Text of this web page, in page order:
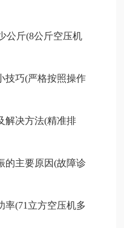
公斤(8公斤空压机
技巧(严格按照操作
解决方法(精准排
的主要原因(故障诊
率(71立方空压机多